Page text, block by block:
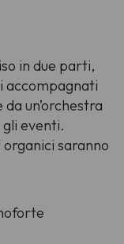
in due parti,
accompagnati
un’orchestra
eventi.
saranno